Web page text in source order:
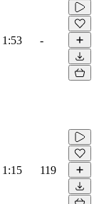
1:53 -
1:15 119